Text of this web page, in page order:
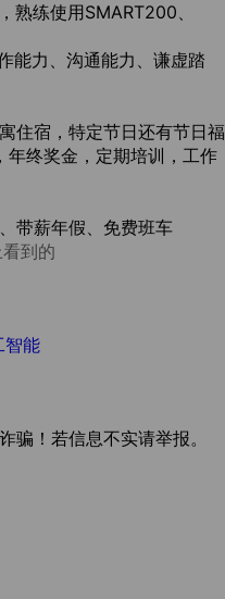
熟练使用SMART200、
能力、沟通能力、谦虚踏
住宿，特定节日还有节日福
年终奖金，定期培训，工作
带薪年假、免费班车
看到的
智能
骗！若信息不实请举报。